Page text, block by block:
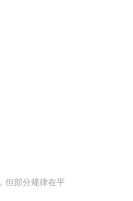
但部分规律在平